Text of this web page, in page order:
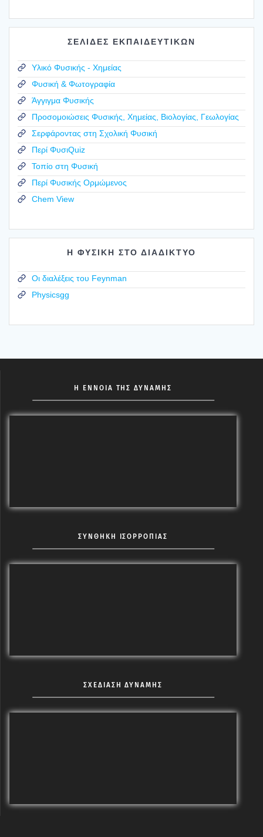
ΣΕΛΙΔΕΣ ΕΚΠΑΙΔΕΥΤΙΚΩΝ
Υλικό Φυσικής - Χημείας
Φυσική & Φωτογραφία
Άγγιγμα Φυσικής
Προσομοιώσεις Φυσικής, Χημείας, Βιολογίας, Γεωλογίας
Σερφάροντας στη Σχολική Φυσική
Περί ΦυσιQuiz
Τοπίο στη Φυσική
Περί Φυσικής Ορμώμενος
Chem View
Η ΦΥΣΙΚΗ ΣΤΟ ΔΙΑΔΙΚΤΥΟ
Οι διαλέξεις του Feynman
Physicsgg
Η ΕΝΝΟΙΑ ΤΗΣ ΔΥΝΑΜΗΣ
ΣΥΝΘΗΚΗ ΙΣΟΡΡΟΠΙΑΣ
ΣΧΕΔΙΑΣΗ ΔΥΝΑΜΗΣ